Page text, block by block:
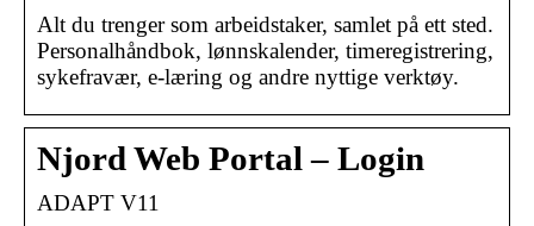
Alt du trenger som arbeidstaker, samlet på ett sted.
Personalhåndbok, lønnskalender, timeregistrering,
sykefravær, e-læring og andre nyttige verktøy.
Njord Web Portal – Login
ADAPT V11